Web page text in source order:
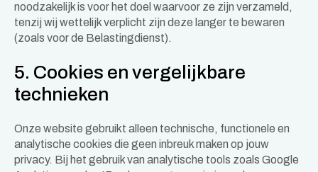
noodzakelijk is voor het doel waarvoor ze zijn verzameld,
tenzij wij wettelijk verplicht zijn deze langer te bewaren
(zoals voor de Belastingdienst).
5. Cookies en vergelijkbare
technieken
Onze website gebruikt alleen technische, functionele en
analytische cookies die geen inbreuk maken op jouw
privacy. Bij het gebruik van analytische tools zoals Google